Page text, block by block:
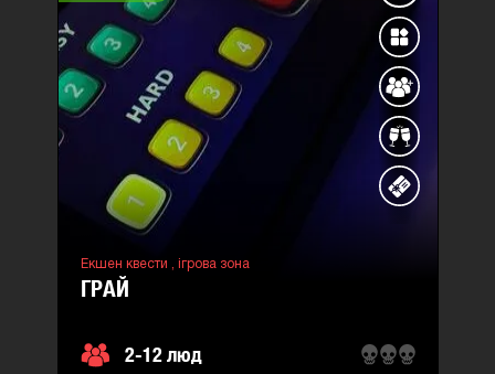
Екшен квести , ігрова зона
ГРАЙ
2-12 люд